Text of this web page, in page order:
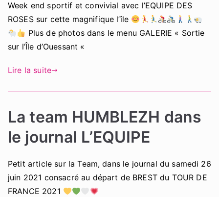
Week end sportif et convivial avec l’EQUIPE DES
ROSES sur cette magnifique l’île
Plus de photos dans le menu GALERIE « Sortie
sur l’Île d’Ouessant «
Lire la suite
La team HUMBLEZH dans
le journal L’EQUIPE
Petit article sur la Team, dans le journal du samedi 26
juin 2021 consacré au départ de BREST du TOUR DE
FRANCE 2021